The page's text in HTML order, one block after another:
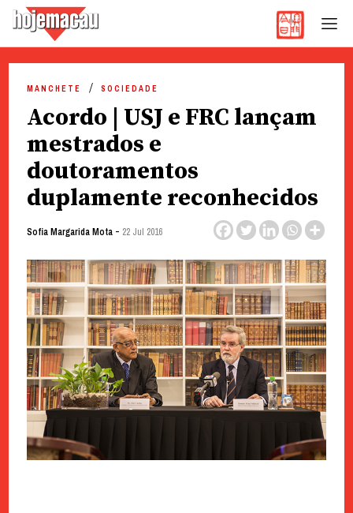
content
MANCHETE SOCIEDADE
Acordo | USJ e FRC lançam
mestrados e
doutoramentos
duplamente reconhecidos
Sofia Margarida Mota- 22 Jul 2016